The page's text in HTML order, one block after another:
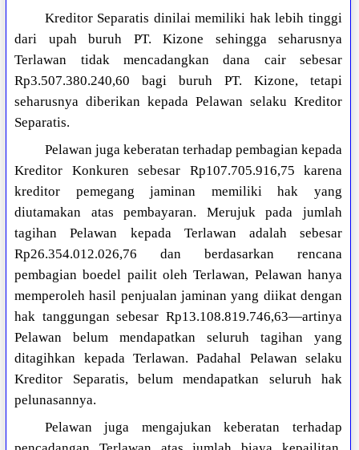
Kreditor Separatis dinilai memiliki hak lebih tinggi
dari upah buruh PT. Kizone sehingga seharusnya
Terlawan tidak mencadangkan dana cair sebesar
Rp3.507.380.240,60 bagi buruh PT. Kizone, tetapi
seharusnya diberikan kepada Pelawan selaku Kreditor
Separatis.
Pelawan juga keberatan terhadap pembagian kepada
Kreditor Konkuren sebesar Rp107.705.916,75 karena
kreditor pemegang jaminan memiliki hak yang
diutamakan atas pembayaran. Merujuk pada jumlah
tagihan Pelawan kepada Terlawan adalah sebesar
Rp26.354.012.026,76 dan berdasarkan rencana
pembagian boedel pailit oleh Terlawan, Pelawan hanya
memperoleh hasil penjualan jaminan yang diikat dengan
hak tanggungan sebesar Rp13.108.819.746,63—artinya
Pelawan belum mendapatkan seluruh tagihan yang
ditagihkan kepada Terlawan. Padahal Pelawan selaku
Kreditor Separatis, belum mendapatkan seluruh hak
pelunasannya.
Pelawan juga mengajukan keberatan terhadap